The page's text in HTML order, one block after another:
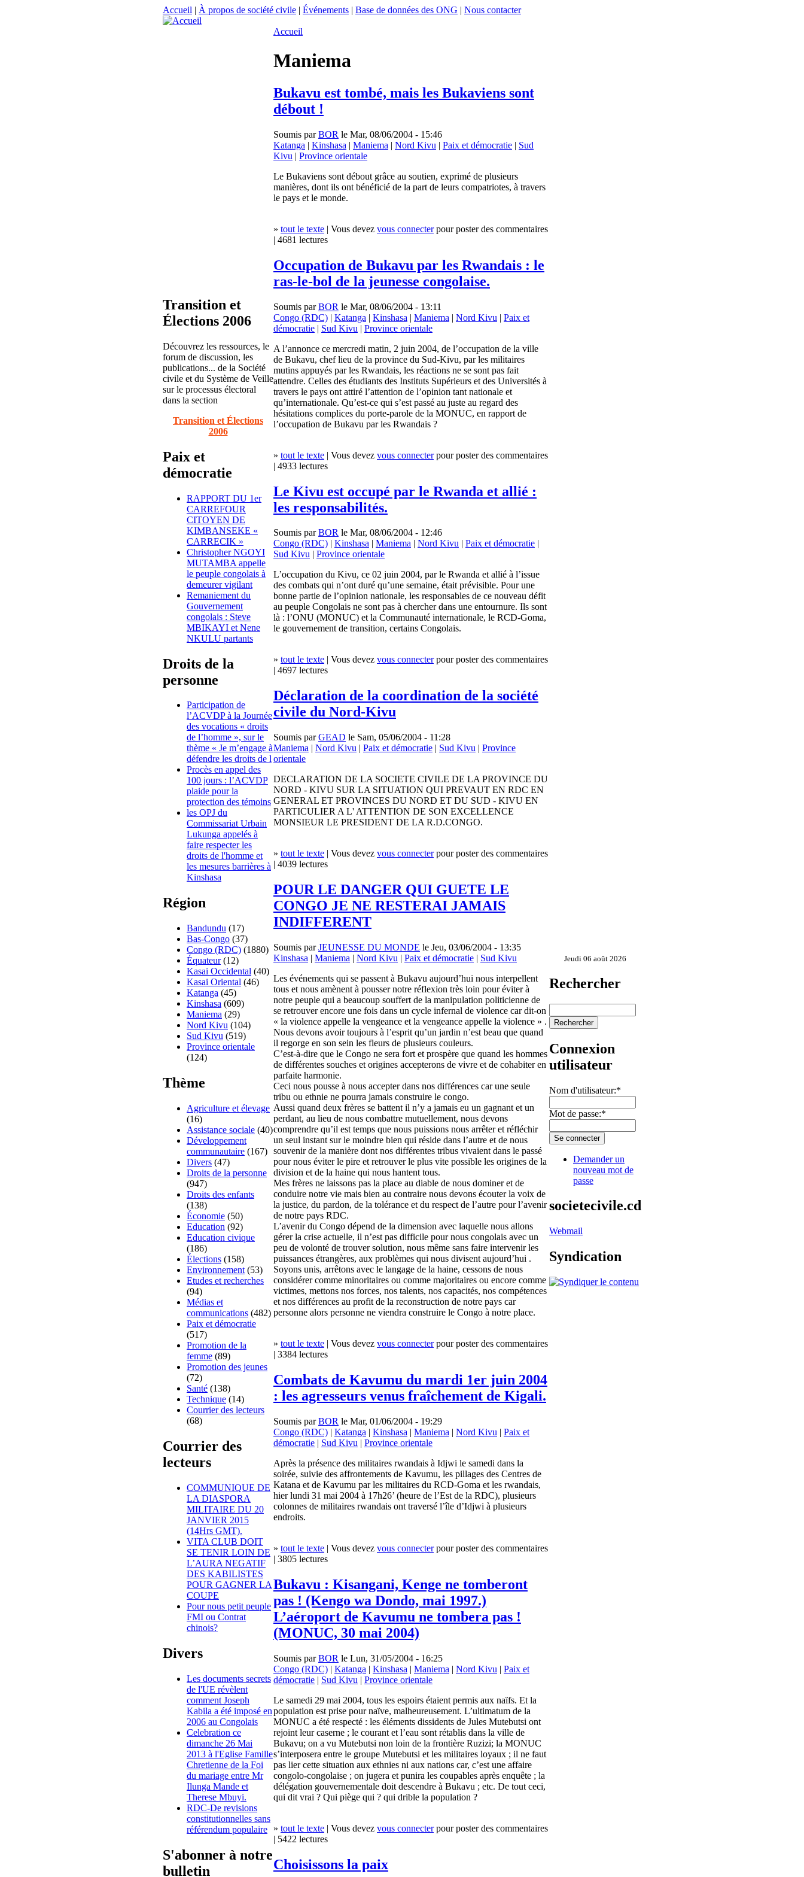
Accueil | À propos de société civile | Événements | Base de données des ONG | Nous contacter
Transition et
Élections 2006
Découvrez les ressources, le
forum de discussion, les
publications... de la Société
civile et du Système de Veille
sur le processus électoral
dans la section
Transition et Élections
2006
Paix et
démocratie
RAPPORT DU 1er
CARREFOUR
CITOYEN DE
KIMBANSEKE «
CARRECIK »
Christopher NGOYI
MUTAMBA appelle
le peuple congolais à
demeurer vigilant
Remaniement du
Gouvernement
congolais : Steve
MBIKAYI et Nene
NKULU partants
Droits de la
personne
Participation de
l’ACVDP à la Journée
des vocations « droits
de l’homme », sur le
thème « Je m’engage à
défendre les droits de l
Procès en appel des
100 jours : l’ACVDP
plaide pour la
protection des témoins
les OPJ du
Commissariat Urbain
Lukunga appelés à
faire respecter les
droits de l'homme et
les mesures barrières à
Kinshasa
Région
Bandundu (17)
Bas-Congo (37)
Congo (RDC) (1880)
Équateur(12)
Kasai Occidental (40)
Kasai Oriental (46)
Katanga (45)
Kinshasa (609)
Maniema (29)
Nord Kivu (104)
Sud Kivu (519)
Province orientale
(124)
Thème
Agriculture et élevage
(16)
Assistance sociale (40)
Développement
communautaire (167)
Divers (47)
Droits de la personne
(947)
Droits des enfants
(138)
Économie (50)
Education (92)
Education civique
(186)
Élections (158)
Environnement (53)
Etudes et recherches
(94)
Médias et
communications (482)
Paix et démocratie
(517)
Promotion de la
femme (89)
Promotion des jeunes
(72)
Santé (138)
Technique (14)
Courrier des lecteurs
(68)
Courrier des
lecteurs
COMMUNIQUE DE
LA DIASPORA
MILITAIRE DU 20
JANVIER 2015
(14Hrs GMT).
VITA CLUB DOIT
SE TENIR LOIN DE
L’AURA NEGATIF
DES KABILISTES
POUR GAGNER LA
COUPE
Pour nous petit peuple
FMI ou Contrat
chinois?
Divers
Les documents secrets
de l'UE révèlent
comment Joseph
Kabila a été imposé en
2006 au Congolais
Celebration ce
dimanche 26 Mai
2013 à l'Eglise Famille
Chretienne de la Foi
du mariage entre Mr
Ilunga Mande et
Therese Mbuyi.
RDC-De revisions
constitutionnelles sans
référendum populaire
S'abonner à notre
bulletin
Accueil
Maniema
Bukavu est tombé, mais les Bukaviens sont
débout !
Soumis parBOR le Mar, 08/06/2004 - 15:46
Katanga | Kinshasa | Maniema | Nord Kivu | Paix et démocratie | Sud
Kivu | Province orientale
Le Bukaviens sont débout grâce au soutien, exprimé de plusieurs
manières, dont ils ont bénéficié de la part de leurs compatriotes, à travers
le pays et le monde.
» tout le texte | Vous devez vous connecterpour poster des commentaires
| 4681 lectures
Occupation de Bukavu par les Rwandais : le
ras-le-bol de la jeunesse congolaise.
Soumis parBOR le Mar, 08/06/2004 - 13:11
Congo (RDC) | Katanga | Kinshasa | Maniema | Nord Kivu | Paix et
démocratie | Sud Kivu | Province orientale
A l’annonce ce mercredi matin, 2 juin 2004, de l’occupation de la ville
de Bukavu, chef lieu de la province du Sud-Kivu, par les militaires
mutins appuyés par les Rwandais, les réactions ne se sont pas fait
attendre. Celles des étudiants des Instituts Supérieurs et des Universités à
travers le pays ont attiré l’attention de l’opinion tant nationale et
qu’internationale. Qu’est-ce qui s’est passé au juste au regard des
hésitations complices du porte-parole de la MONUC, en rapport de
l’occupation de Bukavu par les Rwandais ?
» tout le texte | Vous devez vous connecterpour poster des commentaires
| 4933 lectures
Le Kivu est occupé par le Rwanda et allié :
les responsabilités.
Soumis parBOR le Mar, 08/06/2004 - 12:46
Congo (RDC) | Kinshasa | Maniema | Nord Kivu | Paix et démocratie |
Sud Kivu | Province orientale
L’occupation du Kivu, ce 02 juin 2004, par le Rwanda et allié à l’issue
des combats qui n’ont duré qu’une semaine, était prévisible. Pour une
bonne partie de l’opinion nationale, les responsables de ce nouveau défit
au peuple Congolais ne sont pas à chercher dans une entournure. Ils sont
là : l’ONU (MONUC) et la Communauté internationale, le RCD-Goma,
le gouvernement de transition, certains Congolais.
» tout le texte | Vous devez vous connecterpour poster des commentaires
| 4697 lectures
Déclaration de la coordination de la société
civile du Nord-Kivu
Soumis parGEAD le Sam, 05/06/2004 - 11:28
Maniema | Nord Kivu | Paix et démocratie | Sud Kivu | Province
orientale
DECLARATION DE LA SOCIETE CIVILE DE LA PROVINCE DU
NORD - KIVU SUR LA SITUATION QUI PREVAUT EN RDC EN
GENERAL ET PROVINCES DU NORD ET DU SUD - KIVU EN
PARTICULIER A L' ATTENTION DE SON EXCELLENCE
MONSIEUR LE PRESIDENT DE LA R.D.CONGO.
» tout le texte | Vous devez vous connecterpour poster des commentaires
| 4039 lectures
POUR LE DANGER QUI GUETE LE
CONGO JE NE RESTERAI JAMAIS
INDIFFERENT
Soumis parJEUNESSE DU MONDE le Jeu, 03/06/2004 - 13:35
Kinshasa | Maniema | Nord Kivu | Paix et démocratie | Sud Kivu
Les événements qui se passent à Bukavu aujourd’hui nous interpellent
tous et nous amènent à pousser notre réflexion très loin pour éviter à
notre peuple qui a beaucoup souffert de la manipulation politicienne de
se retrouver encore une fois dans un cycle infernal de violence car dit-on
« la violence appelle la vengeance et la vengeance appelle la violence » .
Nous devons avoir toujours à l’esprit qu’un jardin n’est beau que quand
il regorge en son sein les fleurs de plusieurs couleurs.
C’est-à-dire que le Congo ne sera fort et prospère que quand les hommes
de différentes souches et origines accepterons de vivre et de cohabiter en
parfaite harmonie.
Ceci nous pousse à nous accepter dans nos différences car une seule
tribu ou ethnie ne pourra jamais construire le congo.
Aussi quand deux frères se battent il n’y a jamais eu un gagnant et un
perdant, au lieu de nous combattre mutuellement, nous devons
comprendre qu’il est temps que nous puissions nous arrêter et réfléchir
un seul instant sur le moindre bien qui réside dans l’autre et de nous
souvenir de la manière dont nos différentes tribus vivaient dans le passé
pour nous éviter le pire et retrouver le plus vite possible les origines de la
division et de la haine qui nous hantent tous.
Mes frères ne laissons pas la place au diable de nous dominer et de
conduire notre vie mais bien au contraire nous devons écouter la voix de
la justice, du pardon, de la tolérance et du respect de l’autre pour l’avenir
de notre pays RDC.
L’avenir du Congo dépend de la dimension avec laquelle nous allons
gérer la crise actuelle, il n’est pas difficile pour nous congolais avec un
peu de volonté de trouver solution, nous même sans faire intervenir les
puissances étrangères, aux problèmes qui nous divisent aujourd’hui .
Soyons unis, arrêtons avec le langage de la haine, cessons de nous
considérer comme minoritaires ou comme majoritaires ou encore comme
victimes, mettons nos forces, nos talents, nos capacités, nos compétences
et nos différences au profit de la reconstruction de notre pays car
personne alors personne ne viendra construire le Congo à notre place.
» tout le texte | Vous devez vous connecterpour poster des commentaires
| 3384 lectures
Combats de Kavumu du mardi 1er juin 2004
: les agresseurs venus fraîchement de Kigali.
Soumis parBOR le Mar, 01/06/2004 - 19:29
Congo (RDC) | Katanga | Kinshasa | Maniema | Nord Kivu | Paix et
démocratie | Sud Kivu | Province orientale
Après la présence des militaires rwandais à Idjwi le samedi dans la
soirée, suivie des affrontements de Kavumu, les pillages des Centres de
Katana et de Kavumu par les militaires du RCD-Goma et les rwandais,
hier lundi 31 mai 2004 à 17h26’ (heure de l’Est de la RDC), plusieurs
colonnes de militaires rwandais ont traversé l’île d’Idjwi à plusieurs
endroits.
» tout le texte | Vous devez vous connecterpour poster des commentaires
| 3805 lectures
Bukavu : Kisangani, Kenge ne tomberont
pas ! (Kengo wa Dondo, mai 1997.)
L’aéroport de Kavumu ne tombera pas !
(MONUC, 30 mai 2004)
Soumis parBOR le Lun, 31/05/2004 - 16:25
Congo (RDC) | Katanga | Kinshasa | Maniema | Nord Kivu | Paix et
démocratie | Sud Kivu | Province orientale
Le samedi 29 mai 2004, tous les espoirs étaient permis aux naïfs. Et la
population est prise pour naïve, malheureusement. L’ultimatum de la
MONUC a été respecté : les éléments dissidents de Jules Mutebutsi ont
rejoint leur caserne ; le courant et l’eau sont rétablis dans la ville de
Bukavu; on a vu Mutebutsi non loin de la frontière Ruzizi; la MONUC
s’interposera entre le groupe Mutebutsi et les militaires loyaux ; il ne faut
pas lier cette situation aux ethnies ni aux nations car, c’est une affaire
congolo-congolaise ; on jugera et punira les coupables après enquête ; la
délégation gouvernementale doit descendre à Bukavu ; etc. De tout ceci,
qui dit vrai ? Qui piège qui ? qui drible la population ?
» tout le texte | Vous devez vous connecterpour poster des commentaires
| 5422 lectures
Choisissons la paix
Jeudi 06 août 2026
Rechercher
Connexion
utilisateur
Nom d'utilisateur:*
Mot de passe:*
Demander un
nouveau mot de
passe
societecivile.cd
Webmail
Syndication